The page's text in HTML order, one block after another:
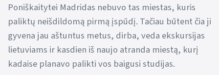
Poniškaitytei Madridas nebuvo tas miestas, kuris
paliktų neišdildomą pirmą įspūdį. Tačiau būtent čia ji
gyvena jau aštuntus metus, dirba, veda ekskursijas
lietuviams ir kasdien iš naujo atranda miestą, kurį
kadaise planavo palikti vos baigusi studijas.